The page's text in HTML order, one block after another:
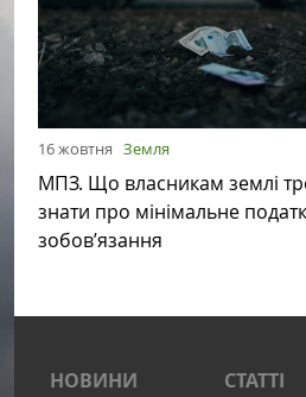
16 жовтня Земля
МПЗ. Що власникам землі
знати про мінімальне
зобов’язання
НОВИНИ СТАТТІ